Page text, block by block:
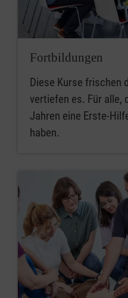
Fortbildungen
Diese Kurse frischen
vertiefen es. Für alle,
Jahren eine Erste-
haben.